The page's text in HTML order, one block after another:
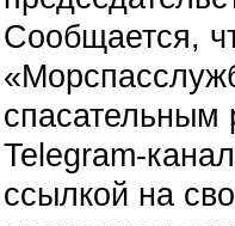
Сообщается,
спасательным
Telegram-
ссылкой на